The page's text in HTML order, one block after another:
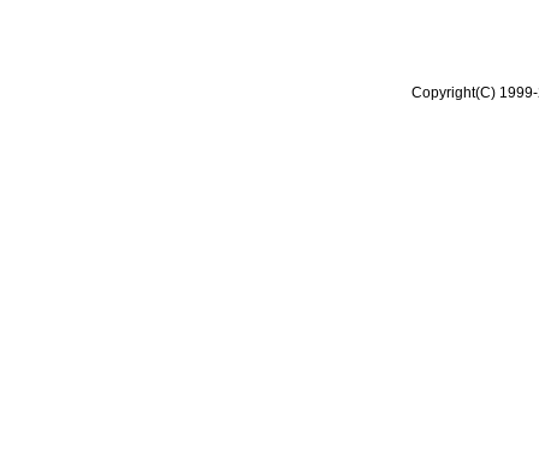
Copyright(C)